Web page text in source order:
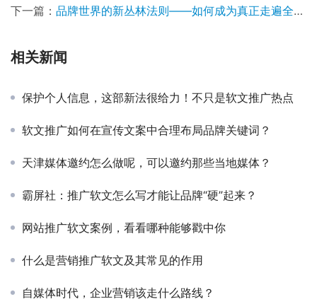
下一篇： 品牌世界的新丛林法则——如何成为真正走遍全球的品牌？
相关新闻
保护个人信息，这部新法很给力！不只是软文推广热点
软文推广如何在宣传文案中合理布局品牌关键词？
天津媒体邀约怎么做呢，可以邀约那些当地媒体？
霸屏社：推广软文怎么写才能让品牌“硬”起来？
网站推广软文案例，看看哪种能够戳中你
什么是营销推广软文及其常见的作用
自媒体时代，企业营销该走什么路线？